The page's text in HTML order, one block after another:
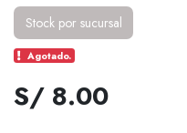
Stock por sucursal
Agotado.
S/ 8.00